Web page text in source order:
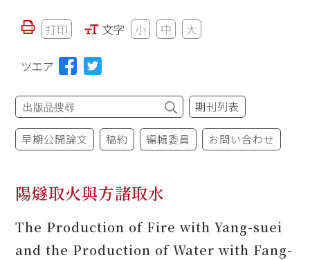
打印 文字 小 中 大
ツエア
期刊列表
早期公開論文 稿約 編輯委員 お問い合わせ
陽燧取火與方諸取水
The Production of Fire with Yang-suei
and the Production of Water with Fang-